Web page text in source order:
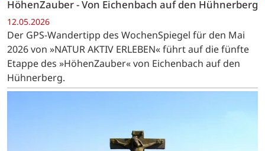
HöhenZauber - Von Eichenbach auf den Hühnerberg
12.05.2026
Der GPS-Wandertipp des WochenSpiegel für den Mai
2026 von »NATUR AKTIV ERLEBEN« führt auf die fünfte
Etappe des »HöhenZauber« von Eichenbach auf den
Hühnerberg.